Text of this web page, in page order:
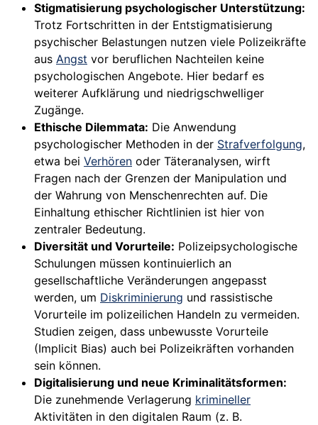
Stigmatisierung psychologischer Unterstützung:
Trotz Fortschritten in der Entstigmatisierung
psychischer Belastungen nutzen viele Polizeikräfte
aus Angst vor beruflichen Nachteilen keine
psychologischen Angebote. Hier bedarf es
weiterer Aufklärung und niedrigschwelliger
Zugänge.
Ethische Dilemmata: Die Anwendung
psychologischer Methoden in der Strafverfolgung,
etwa bei Verhören oder Täteranalysen, wirft
Fragen nach der Grenzen der Manipulation und
der Wahrung von Menschenrechten auf. Die
Einhaltung ethischer Richtlinien ist hier von
zentraler Bedeutung.
Diversität und Vorurteile: Polizeipsychologische
Schulungen müssen kontinuierlich an
gesellschaftliche Veränderungen angepasst
werden, um Diskriminierung und rassistische
Vorurteile im polizeilichen Handeln zu vermeiden.
Studien zeigen, dass unbewusste Vorurteile
(Implicit Bias) auch bei Polizeikräften vorhanden
sein können.
Digitalisierung und neue Kriminalitätsformen:
Die zunehmende Verlagerung krimineller
Aktivitäten in den digitalen Raum (z. B.